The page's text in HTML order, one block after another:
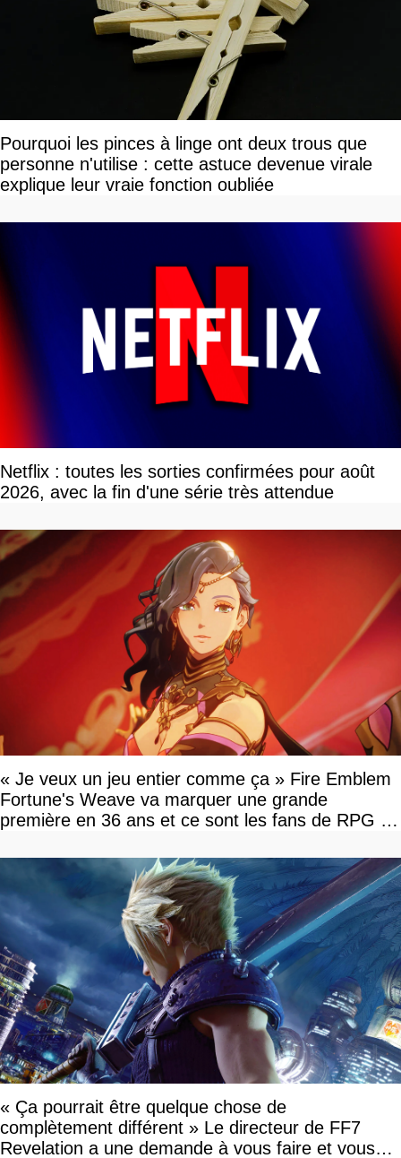
Pourquoi les pinces à linge ont deux trous que
personne n'utilise : cette astuce devenue virale
explique leur vraie fonction oubliée
Netflix : toutes les sorties confirmées pour août
2026, avec la fin d'une série très attendue
« Je veux un jeu entier comme ça » Fire Emblem
Fortune's Weave va marquer une grande
première en 36 ans et ce sont les fans de RPG en
« Ça pourrait être quelque chose de
complètement différent » Le directeur de FF7
Revelation a une demande à vous faire et vous